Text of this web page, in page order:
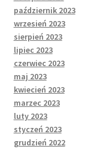
październik 2023
wrzesień 2023
sierpień 2023
lipiec 2023
czerwiec 2023
maj 2023
kwiecień 2023
marzec 2023
luty 2023
styczeń 2023
grudzień 2022